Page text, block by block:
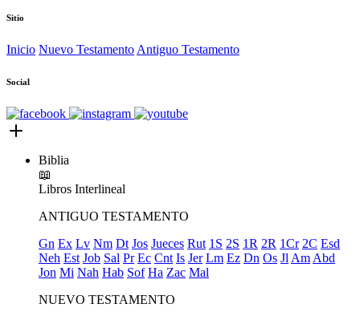
Sitio
Inicio Nuevo Testamento Antiguo Testamento
Social
Biblia
📖
Libros Interlineal
ANTIGUO TESTAMENTO
Gn Ex Lv Nm Dt Jos Jueces Rut 1S 2S 1R 2R 1Cr 2C Esd
Neh Est Job Sal Pr Ec Cnt Is Jer Lm Ez Dn Os Jl Am Abd
Jon Mi Nah Hab Sof Ha Zac Mal
NUEVO TESTAMENTO